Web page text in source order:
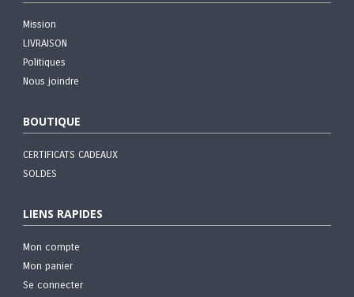
Mission
LIVRAISON
Politiques
Nous joindre
BOUTIQUE
CERTIFICATS CADEAUX
SOLDES
LIENS RAPIDES
Mon compte
Mon panier
Se connecter